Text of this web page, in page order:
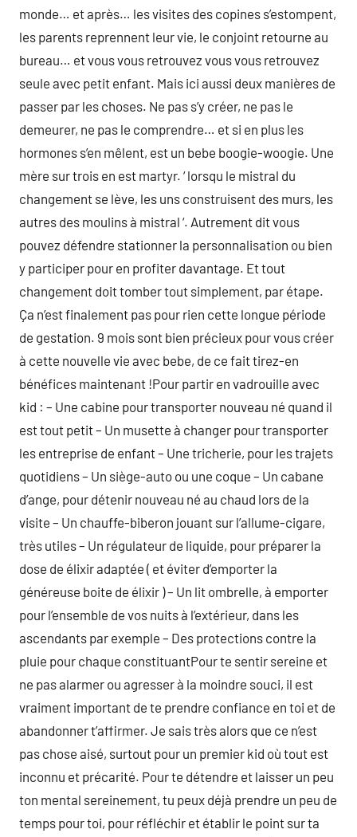
monde… et après… les visites des copines s’estompent,
les parents reprennent leur vie, le conjoint retourne au
bureau… et vous vous retrouvez vous vous retrouvez
seule avec petit enfant. Mais ici aussi deux manières de
passer par les choses. Ne pas s’y créer, ne pas le
demeurer, ne pas le comprendre… et si en plus les
hormones s’en mêlent, est un bebe boogie-woogie. Une
mère sur trois en est martyr. ‘ lorsqu le mistral du
changement se lève, les uns construisent des murs, les
autres des moulins à mistral ‘. Autrement dit vous
pouvez défendre stationner la personnalisation ou bien
y participer pour en profiter davantage. Et tout
changement doit tomber tout simplement, par étape.
Ça n’est finalement pas pour rien cette longue période
de gestation. 9 mois sont bien précieux pour vous créer
à cette nouvelle vie avec bebe, de ce fait tirez-en
bénéfices maintenant !Pour partir en vadrouille avec
kid : – Une cabine pour transporter nouveau né quand il
est tout petit – Un musette à changer pour transporter
les entreprise de enfant – Une tricherie, pour les trajets
quotidiens – Un siège-auto ou une coque – Un cabane
d’ange, pour détenir nouveau né au chaud lors de la
visite – Un chauffe-biberon jouant sur l’allume-cigare,
très utiles – Un régulateur de liquide, pour préparer la
dose de élixir adaptée ( et éviter d’emporter la
généreuse boite de élixir ) – Un lit ombrelle, à emporter
pour l’ensemble de vos nuits à l’extérieur, dans les
ascendants par exemple – Des protections contre la
pluie pour chaque constituantPour te sentir sereine et
ne pas alarmer ou agresser à la moindre souci, il est
vraiment important de te prendre confiance en toi et de
abandonner t’affirmer. Je sais très alors que ce n’est
pas chose aisé, surtout pour un premier kid où tout est
inconnu et précarité. Pour te détendre et laisser un peu
ton mental sereinement, tu peux déjà prendre un peu de
temps pour toi, pour réfléchir et établir le point sur ta